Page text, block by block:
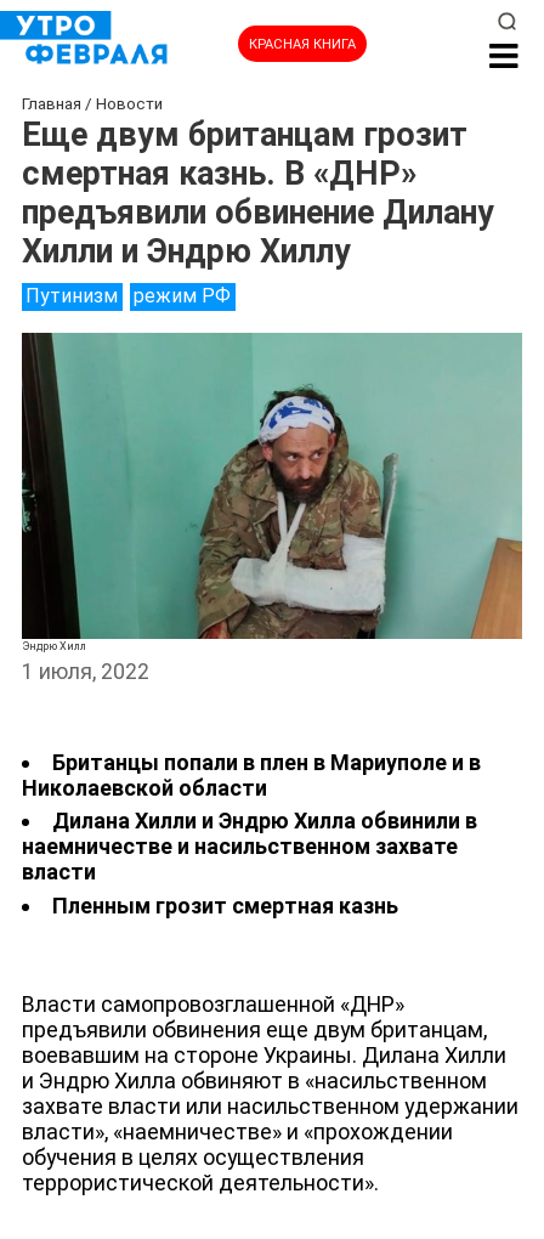
КРАСНАЯ КНИГА
НОВОСТИ
Главная / Новости
Еще двум британцам грозит
смертная казнь. В «ДНР»
предъявили обвинение Дилану
Хилли и Эндрю Хиллу
Путинизм режим РФ
Эндрю Хилл
1 июля, 2022
Британцы попали в плен в Мариуполе и в
Николаевской области
Дилана Хилли и Эндрю Хилла обвинили в
наемничестве и насильственном захвате
власти
Пленным грозит смертная казнь
Власти самопровозглашенной «ДНР»
предъявили обвинения еще двум британцам,
воевавшим на стороне Украины. Дилана Хилли
и Эндрю Хилла обвиняют в «насильственном
захвате власти или насильственном удержании
власти», «наемничестве» и «прохождении
обучения в целях осуществления
террористической деятельности».